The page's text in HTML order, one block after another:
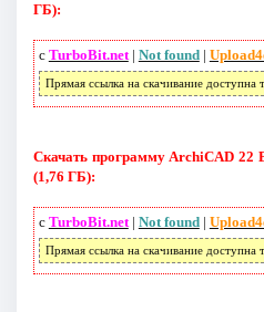
ГБ):
с TurboBit.net| Not found|
Прямая ссылка на скачивание доступна
Скачать программу ArchiCAD 22
(1,76 ГБ):
с TurboBit.net| Not found|
Прямая ссылка на скачивание доступна